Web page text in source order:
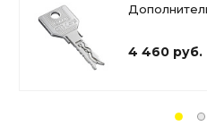
4 460 руб.